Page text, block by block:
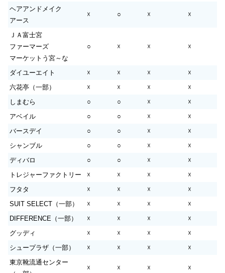
ヘアアンドメイク
アース
☓ ○ ☓ ☓
ＪＡ富士宮
ファーマーズ
マーケットう宮～な
○ ☓ ☓ ☓
ダイユーエイト ☓ ☓ ☓
☓
六花亭（一部）
☓ ☓ ☓
☓
しまむら
○ ○ ☓
☓
アベイル
○ ○ ☓
☓
バースデイ
○ ○ ☓
☓
シャンブル
○ ○ ☓
☓
ディバロ
○ ○ ☓
☓
トレジャーファクトリー
☓ ☓ ☓
☓
フタタ
☓ ☓ ☓
☓
SUIT SELECT（一部）
☓ ☓ ☓
☓
DIFFERENCE（一部）
☓ ☓ ☓
☓
グッディ
☓ ☓ ☓
☓
シュープラザ（一部）
☓ ☓ ☓
☓
東京靴流通センター
☓ ☓ ☓ ☓